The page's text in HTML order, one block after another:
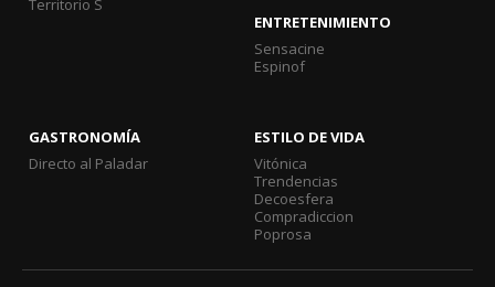
Territorio S
ENTRETENIMIENTO
Sensacine
Espinof
GASTRONOMÍA
Directo al Paladar
ESTILO DE VIDA
Vitónica
Trendencias
Decoesfera
Compradiccion
Poprosa